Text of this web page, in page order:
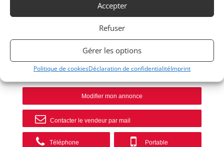
Accepter
Refuser
Gérer les options
Politique de cookiesDéclaration de confidentialitéImprint
1981
LYON
Modifier mon annonce
Contacter le vendeur par mail
Téléphone Portable